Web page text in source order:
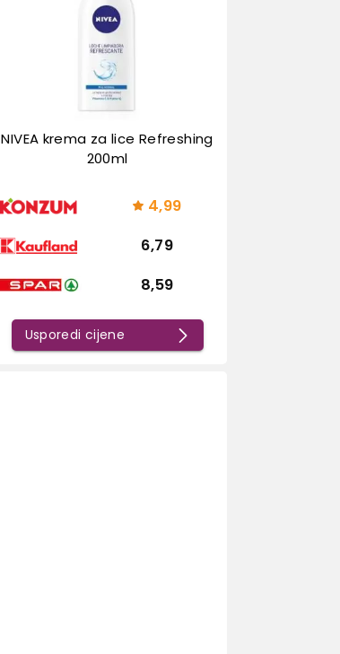
NIVEA krema za lice Refreshing
200ml
4,99
6,79
8,59
Usporedi cijene